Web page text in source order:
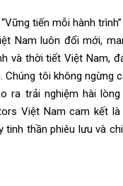
tiến mỗi hành
Nam luôn đổi mới,
và thời tiết Việt Nam,
Chúng tôi không ngừng
ra trải nghiệm hài
Việt Nam cam kết
tinh thần phiêu lưu và